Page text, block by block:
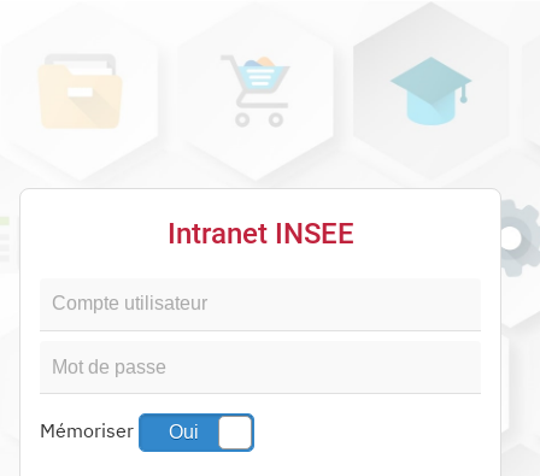
Intranet INSEE
Mémoriser Oui